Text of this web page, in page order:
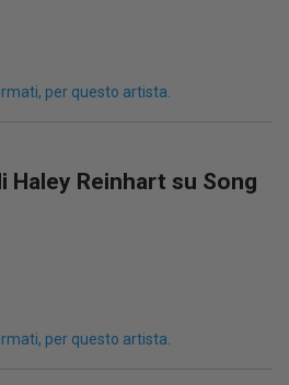
per questo artista.
Haley Reinhart su Song
per questo artista.